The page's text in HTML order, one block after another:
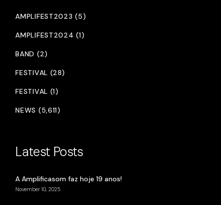
AMPLIFEST2023 (5)
AMPLIFEST2024 (1)
BAND (2)
FESTIVAL (28)
FESTIVAL (1)
NEWS (5,611)
Latest Posts
A Amplificasom faz hoje 19 anos!
November 10, 2025